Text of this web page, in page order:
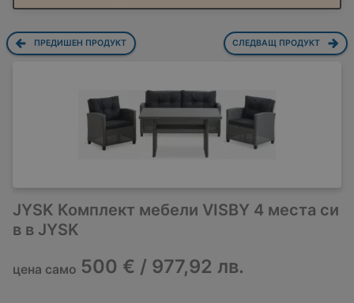
ПРЕДИШЕН ПРОДУКТ СЛЕДВАЩ ПРОДУКТ
JYSK Комплект мебели VISBY 4 места си
в в JYSK
цена само 500 € / 977,92 лв.